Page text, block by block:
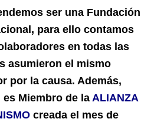
ser una Fundación
para ello contamos
en todas las
asumieron el mismo
por la causa. Además,
Miembro de la ALIANZA
creada el mes de